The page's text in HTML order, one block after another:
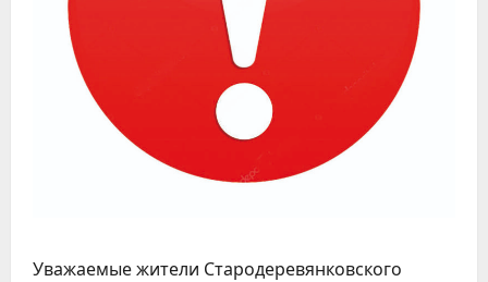
Уважаемые жители Стародеревянковского